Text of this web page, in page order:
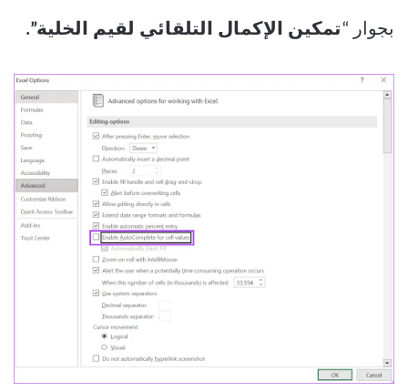
بجوار “ تمكين الإكمال التلقائي لقيم الخلية”.